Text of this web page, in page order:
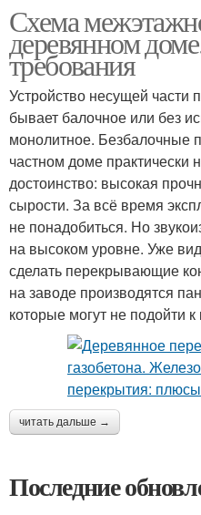
Схема
деревянном
требования
Устройство несущей части
бывает балочное или без
монолитное. Безбалочные
частном доме практически
достоинство: высокая
сырости. За всё время
не понадобиться. Но
на высоком уровне. Уже
сделать перекрывающие
на заводе производятся
которые могут не подойти
читать дальше →
Последние